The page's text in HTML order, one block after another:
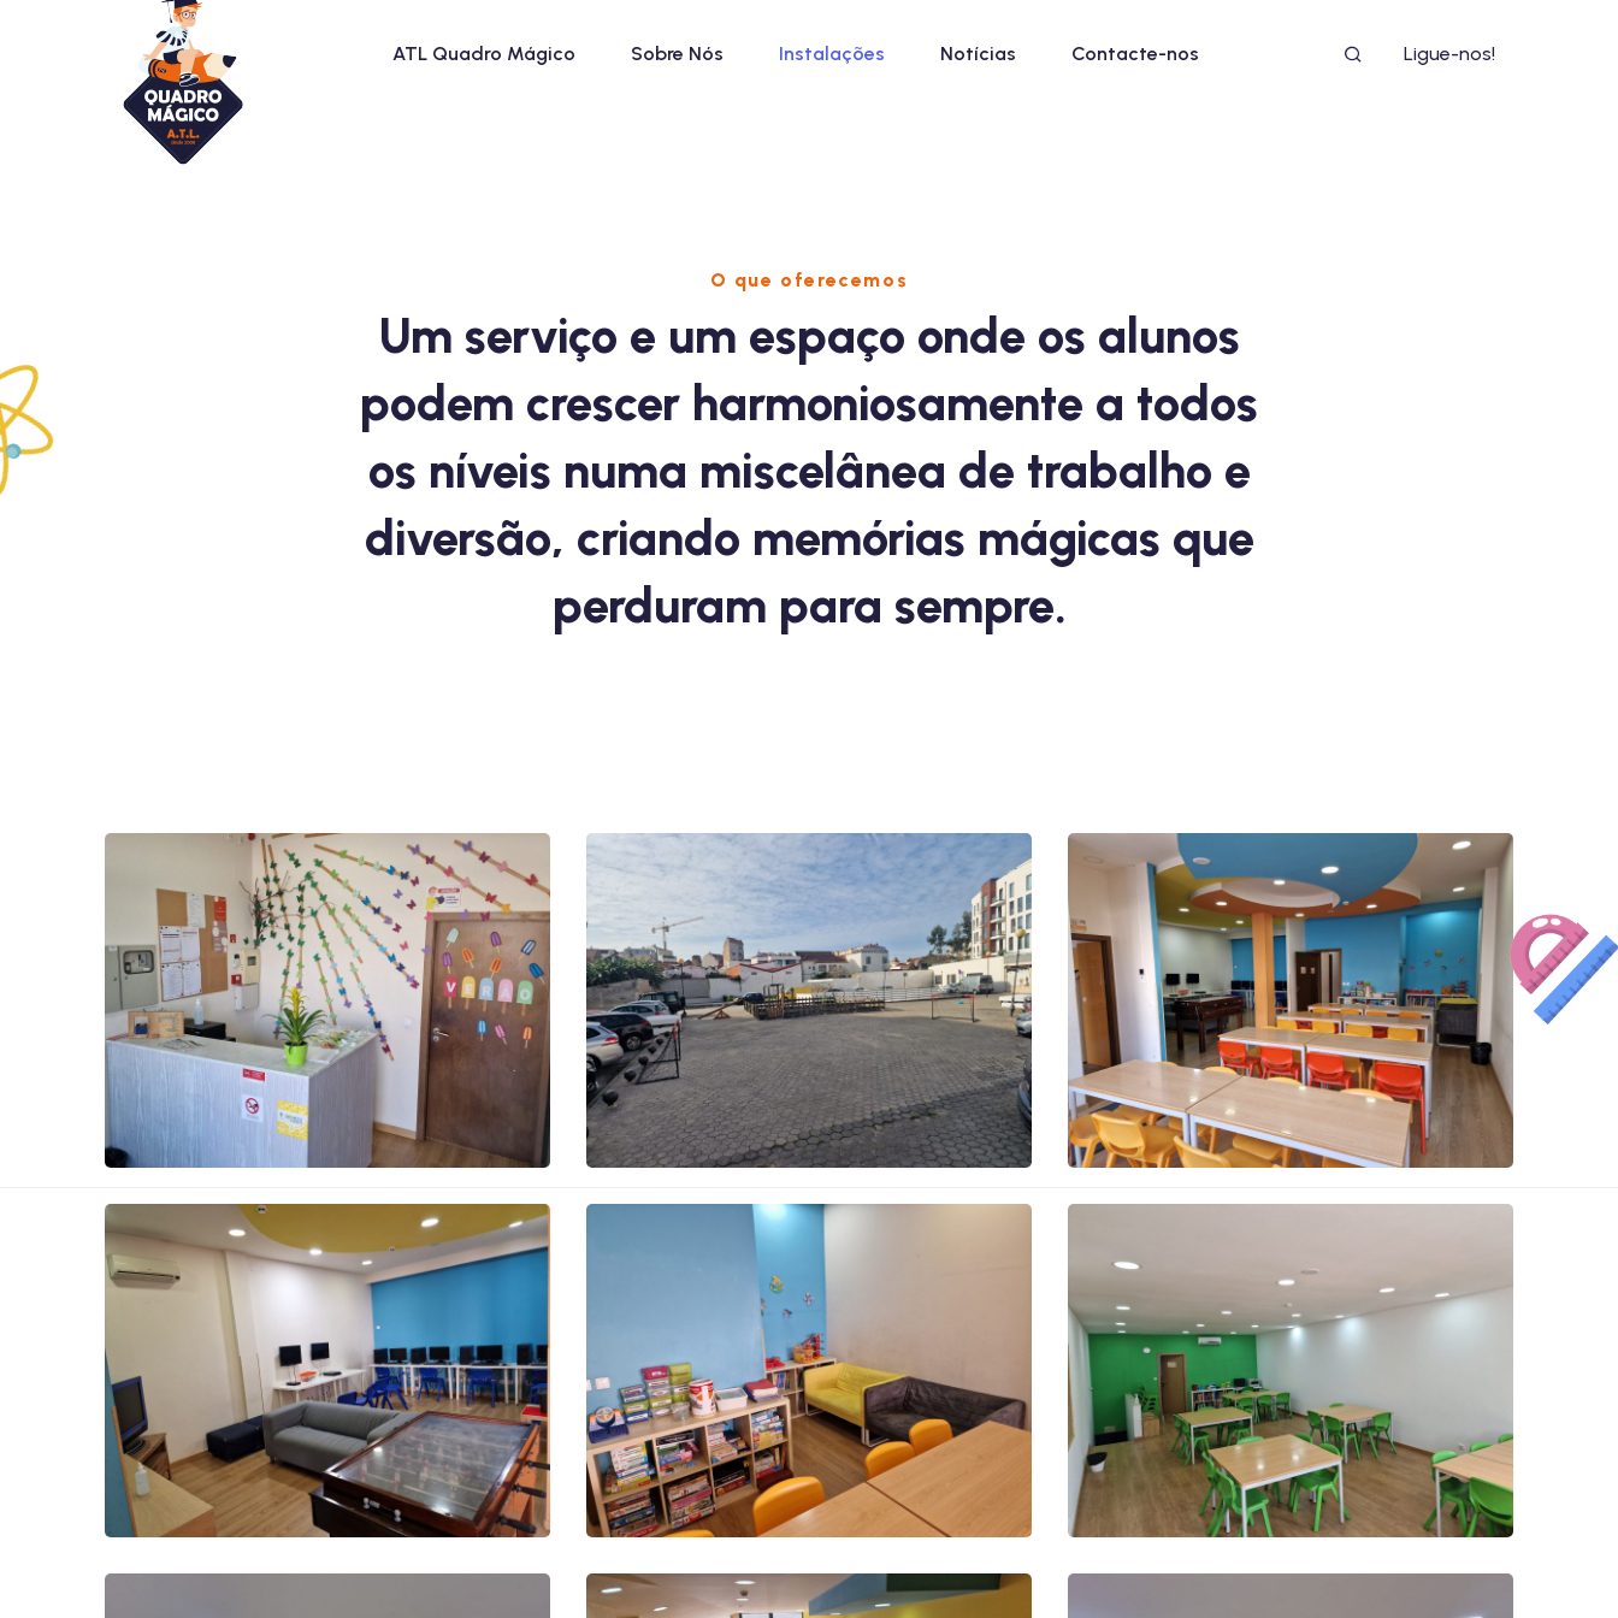
ATL Quadro Mágico Sobre Nós Instalações Notícias Contacte-nos Ligue-nos!
O que oferecemos
Um serviço e um espaço onde os alunos
podem crescer harmoniosamente a todos
os níveis numa miscelânea de trabalho e
diversão, criando memórias mágicas que
perduram para sempre.
Receção Exterior Sala Polivalente
Sala Polivalente Sala Polivalente Sala Verde